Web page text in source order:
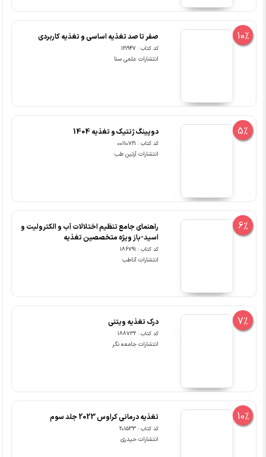
10% صفر تا صد تغذیه اساسی و تغذیه کاربردی
کد کتاب : 121947
انتشارات علمی سنا
5% دوپینگ ژنتیک و تغذیه 1404
کد کتاب : 00110721
انتشارات آرتین طب
6%
راهنمای جامع تنظیم اختلالات آب و الکترولیت و
اسید-باز ویژه متخصصین تغذیه
کد کتاب : 186791
انتشارات آناطب
7% درک تغذیه ویتنی
کد کتاب : 188732
انتشارات جامعه نگر
10% تغذیه درمانی کراوس 2023 جلد سوم
کد کتاب : 201533
انتشارات حیدری